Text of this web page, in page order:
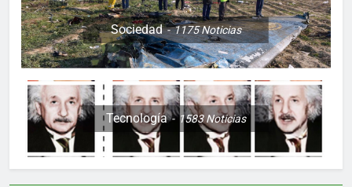
Sociedad 1175Noticias
Tecnología 1583Noticias